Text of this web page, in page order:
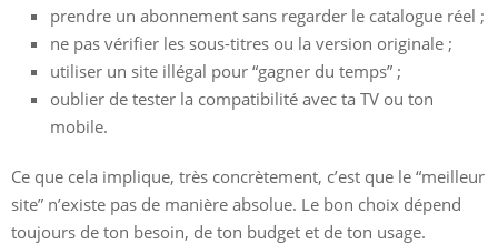
prendre un abonnement sans regarder le catalogue réel ;
ne pas vérifier les sous-titres ou la version originale ;
utiliser un site illégal pour “gagner du temps” ;
oublier de tester la compatibilité avec ta TV ou ton
mobile.
Ce que cela implique, très concrètement, c’est que le “meilleur
site” n’existe pas de manière absolue. Le bon choix dépend
toujours de ton besoin, de ton budget et de ton usage.